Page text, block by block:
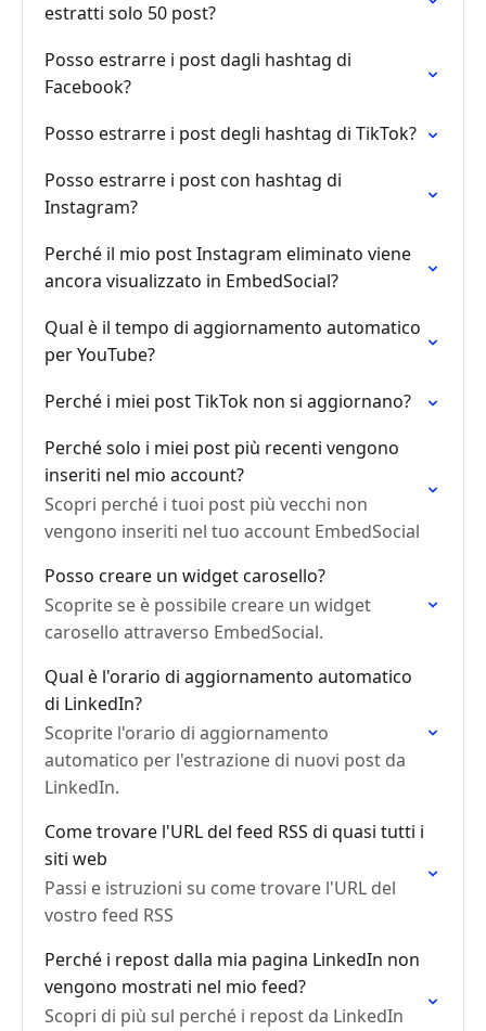
estratti solo 50 post?
Posso estrarre i post dagli hashtag di
Facebook?
Posso estrarre i post degli hashtag di TikTok?
Posso estrarre i post con hashtag di
Instagram?
Perché il mio post Instagram eliminato viene
ancora visualizzato in EmbedSocial?
Qual è il tempo di aggiornamento automatico
per YouTube?
Perché i miei post TikTok non si aggiornano?
Perché solo i miei post più recenti vengono
inseriti nel mio account?
Scopri perché i tuoi post più vecchi non
vengono inseriti nel tuo account EmbedSocial
Posso creare un widget carosello?
Scoprite se è possibile creare un widget
carosello attraverso EmbedSocial.
Qual è l'orario di aggiornamento automatico
di LinkedIn?
Scoprite l'orario di aggiornamento
automatico per l'estrazione di nuovi post da
LinkedIn.
Come trovare l'URL del feed RSS di quasi tutti i
siti web
Passi e istruzioni su come trovare l'URL del
vostro feed RSS
Perché i repost dalla mia pagina LinkedIn non
vengono mostrati nel mio feed?
Scopri di più sul perché i repost da LinkedIn